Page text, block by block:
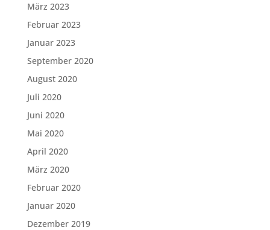
März 2023
Februar 2023
Januar 2023
September 2020
August 2020
Juli 2020
Juni 2020
Mai 2020
April 2020
März 2020
Februar 2020
Januar 2020
Dezember 2019